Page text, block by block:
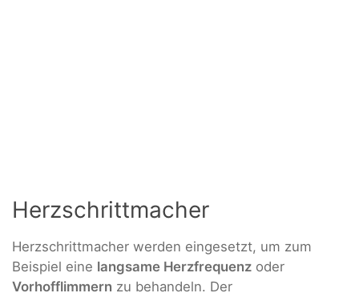
Herzschrittmacher
Herzschrittmacher werden eingesetzt, um zum
Beispiel eine langsame Herzfrequenz oder
Vorhofflimmern zu behandeln. Der